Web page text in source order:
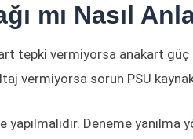
mı Nasıl
tepki vermiyorsa anakart
vermiyorsa sorun PSU
Deneme yanılma